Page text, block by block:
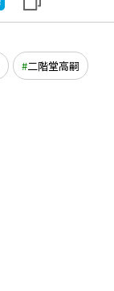
二階堂高嗣